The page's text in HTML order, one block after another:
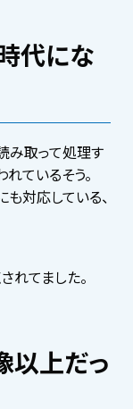
代にな
み取って処理す
ているそう。
対応している、
れてました。
以上だっ